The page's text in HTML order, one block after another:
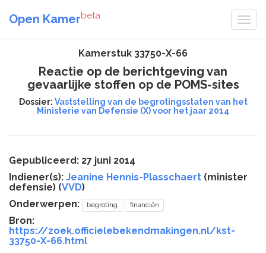
Open Kamerbeta
Kamerstuk 33750-X-66
Reactie op de berichtgeving van
gevaarlijke stoffen op de POMS-sites
Dossier: Vaststelling van de begrotingsstaten van het
Ministerie van Defensie (X) voor het jaar 2014
Gepubliceerd: 27 juni 2014
Indiener(s): Jeanine Hennis-Plasschaert (minister
defensie) (VVD)
Onderwerpen:
begroting financiën
Bron:
https://zoek.officielebekendmakingen.nl/kst-
33750-X-66.html